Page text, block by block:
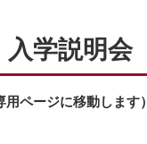
入学説明会
ページに移動します）